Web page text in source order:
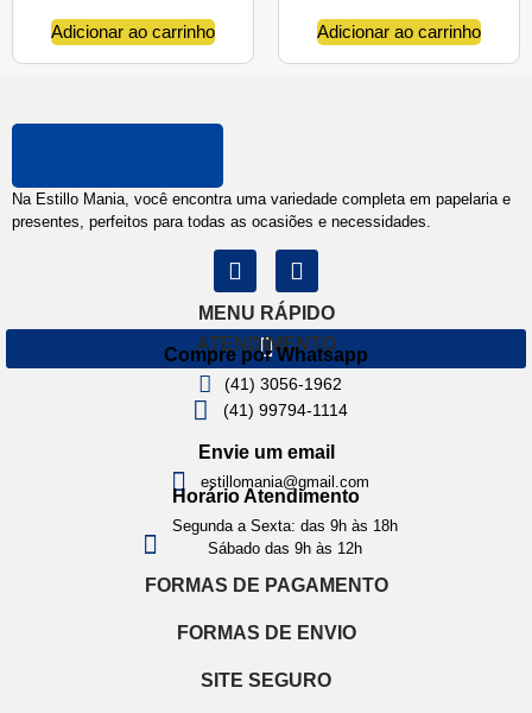
Adicionar ao carrinho Adicionar ao carrinho
Na Estillo Mania, você encontra uma variedade completa em papelaria e
presentes, perfeitos para todas as ocasiões e necessidades.
MENU RÁPIDO
ATENDIMENTO
Compre por Whatsapp
(41) 3056-1962
(41) 99794-1114
Envie um email
estillomania@gmail.com
Horário Atendimento
Segunda a Sexta: das 9h às 18h
Sábado das 9h às 12h
FORMAS DE PAGAMENTO
FORMAS DE ENVIO
SITE SEGURO